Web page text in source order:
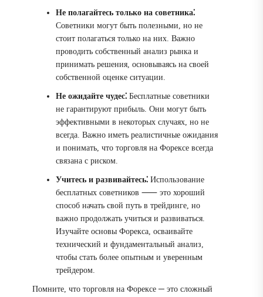
Не полагайтесь только на советника⁚
Советники могут быть полезными, но не
стоит полагаться только на них. Важно
проводить собственный анализ рынка и
принимать решения, основываясь на своей
собственной оценке ситуации.
Не ожидайте чудес⁚ Бесплатные советники
не гарантируют прибыль. Они могут быть
эффективными в некоторых случаях, но не
всегда. Важно иметь реалистичные ожидания
и понимать, что торговля на Форексе всегда
связана с риском.
Учитесь и развивайтесь⁚ Использование
бесплатных советников ⸺ это хороший
способ начать свой путь в трейдинге, но
важно продолжать учиться и развиваться.
Изучайте основы Форекса, осваивайте
технический и фундаментальный анализ,
чтобы стать более опытным и уверенным
трейдером.
Помните, что торговля на Форексе ─ это сложный